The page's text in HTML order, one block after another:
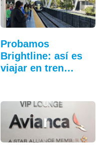
Probamos
Brightline: así es
viajar en tren